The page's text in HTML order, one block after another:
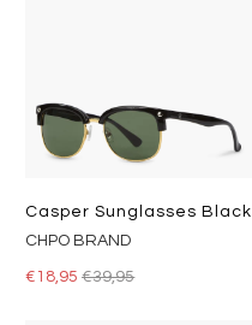
Casper Sunglasses Black
CHPO BRAND
€18,95€39,95